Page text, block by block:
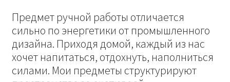
Предмет ручной работы отличается
сильно по энергетики от промышленного
дизайна. Приходя домой, каждый из нас
хочет напитаться, отдохнуть, наполниться
силами. Мои предметы структурируют